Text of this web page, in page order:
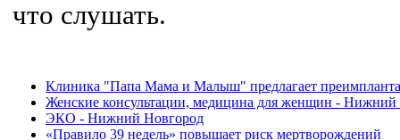
что слушать.
Клиника "Папа Мама и Малыш" предлагает
Женские консультации, медицина для женщин - Нижний
ЭКО - Нижний Новгород
«Правило 39 недель» повышает риск мертворождений